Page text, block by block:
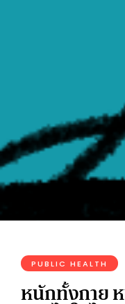
PUBLIC HEALTH
หนักทั้งกาย